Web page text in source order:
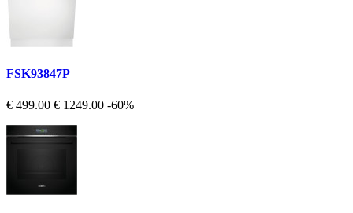
FSK93847P
€ 499.00 € 1249.00 -60%